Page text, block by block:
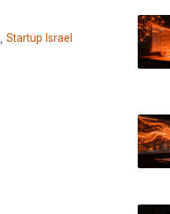
,Startup Israel